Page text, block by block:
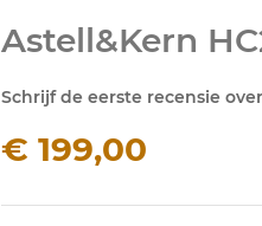
Astell&Kern
Schrijf de eerste recensie
€ 199,00